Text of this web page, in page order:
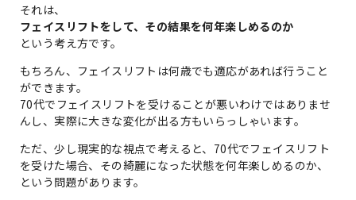
それは、
フェイスリフトをして、その結果を何年楽しめるのか
という考え方です。
もちろん、フェイスリフトは何歳でも適応があれば行うこと
ができます。
70代でフェイスリフトを受けることが悪いわけではありませ
んし、実際に大きな変化が出る方もいらっしゃいます。
ただ、少し現実的な視点で考えると、70代でフェイスリフト
を受けた場合、その綺麗になった状態を何年楽しめるのか、
という問題があります。